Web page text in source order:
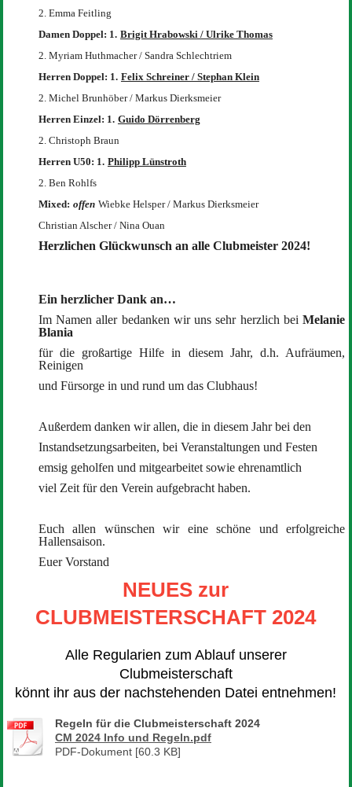
2. Emma Feitling
Damen Doppel: 1. Brigit Hrabowski / Ulrike Thomas
2. Myriam Huthmacher / Sandra Schlechtriem
Herren Doppel: 1. Felix Schreiner / Stephan Klein
2. Michel Brunhöber / Markus Dierksmeier
Herren Einzel: 1. Guido Dörrenberg
2. Christoph Braun
Herren U50: 1. Philipp Lünstroth
2. Ben Rohlfs
Mixed: offen Wiebke Helsper / Markus Dierksmeier
Christian Alscher / Nina Ouan
Herzlichen Glückwunsch an alle Clubmeister 2024!
Ein herzlicher Dank an…
Im Namen aller bedanken wir uns sehr herzlich bei Melanie
Blania
für die großartige Hilfe in diesem Jahr, d.h. Aufräumen,
Reinigen
und Fürsorge in und rund um das Clubhaus!
Außerdem danken wir allen, die in diesem Jahr bei den
Instandsetzungsarbeiten, bei Veranstaltungen und Festen
emsig geholfen und mitgearbeitet sowie ehrenamtlich
viel Zeit für den Verein aufgebracht haben.
Euch allen wünschen wir eine schöne und erfolgreiche
Hallensaison.
Euer Vorstand
NEUES zur
CLUBMEISTERSCHAFT 2024
Alle Regularien zum Ablauf unserer
Clubmeisterschaft
könnt ihr aus der nachstehenden Datei entnehmen!
Regeln für die Clubmeisterschaft 2024
CM 2024 Info und Regeln.pdf
PDF-Dokument [60.3 KB]